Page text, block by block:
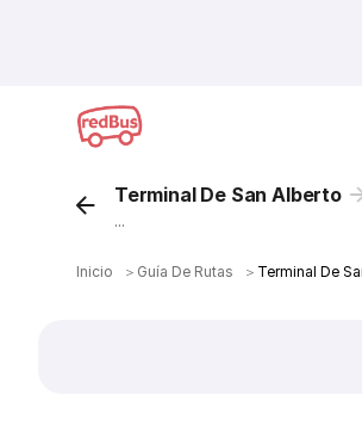
Terminal De San Alberto
...
Inicio ＞ Guía De Rutas ＞ Terminal De